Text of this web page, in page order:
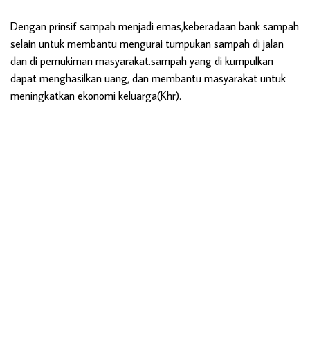
Dengan prinsif sampah menjadi emas,keberadaan bank sampah
selain untuk membantu mengurai tumpukan sampah di jalan
dan di pemukiman masyarakat.sampah yang di kumpulkan
dapat menghasilkan uang, dan membantu masyarakat untuk
meningkatkan ekonomi keluarga(Khr).